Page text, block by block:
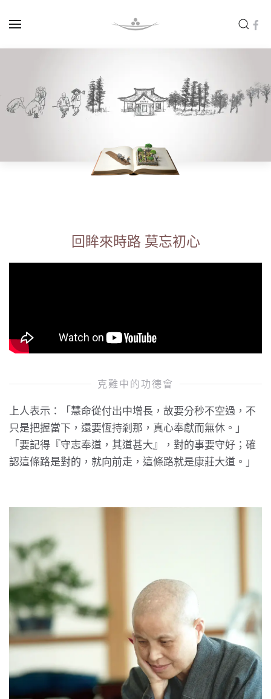
回眸來時路 莫忘初心
克難中的功德會
上人表示：「慧命從付出中增長，故要分秒不空過，不
只是把握當下，還要恆持剎那，真心奉獻而無休。」
「要記得『守志奉道，其道甚大』，對的事要守好；確
認這條路是對的，就向前走，這條路就是康莊大道。」